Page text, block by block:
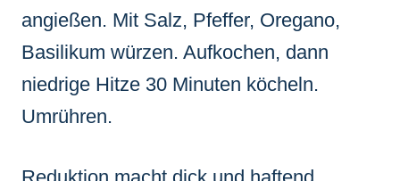
angießen. Mit Salz, Pfeffer, Oregano,
Basilikum würzen. Aufkochen, dann
niedrige Hitze 30 Minuten köcheln.
Umrühren.